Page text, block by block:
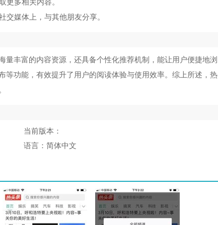
更多相关内容。
交媒体上，与其他朋友分享。
量丰富的内容资源，还具备个性化推荐机制，能让用户便捷地
等功能，有效提升了用户的阅读体验与使用效率。综上所述，
当前版本：
语言： 简体中文